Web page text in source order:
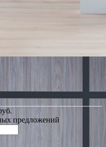
предложений